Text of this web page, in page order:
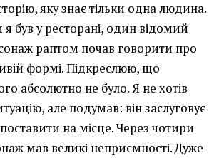
яку знає тільки одна людина.
я був у ресторані, один відомий
раптом почав говорити про
формі. Підкреслюю, що
абсолютно не було. Я не хотів
але подумав: він заслуговує
на місце. Через чотири
мав великі неприємності. Дуже